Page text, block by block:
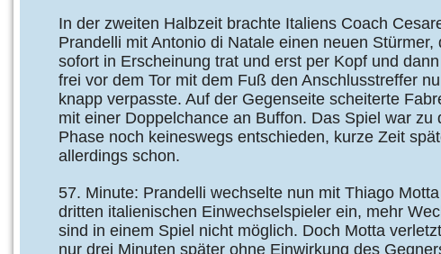
In der zweiten Halbzeit brachte Italiens Coach
Prandelli mit Antonio di Natale einen neuen Stürmer,
sofort in Erscheinung trat und erst per Kopf und
frei vor dem Tor mit dem Fuß den Anschlusstreffer
knapp verpasste. Auf der Gegenseite scheiterte
mit einer Doppelchance an Buffon. Das Spiel war zu
Phase noch keineswegs entschieden, kurze Zeit
allerdings schon.
57. Minute: Prandelli wechselte nun mit Thiago
dritten italienischen Einwechselspieler ein, mehr
sind in einem Spiel nicht möglich. Doch Motta
nur drei Minuten später ohne Einwirkung des